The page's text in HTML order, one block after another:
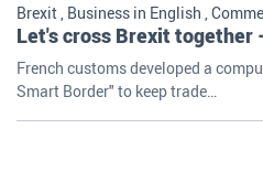
Brexit , Business in English ,
Let's cross Brexit together
French customs developed a
Smart Border" to keep trade…